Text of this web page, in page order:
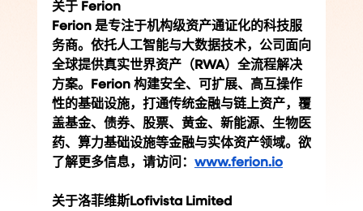
关于 Ferion
Ferion 是专注于机构级资产通证化的科技服
务商。依托人工智能与大数据技术，公司面向
全球提供真实世界资产（RWA）全流程解决
方案。Ferion 构建安全、可扩展、高互操作
性的基础设施，打通传统金融与链上资产，覆
盖基金、债券、股票、黄金、新能源、生物医
药、算力基础设施等金融与实体资产领域。欲
了解更多信息，请访问： www.ferion.io
关于洛菲维斯Lofivista Limited